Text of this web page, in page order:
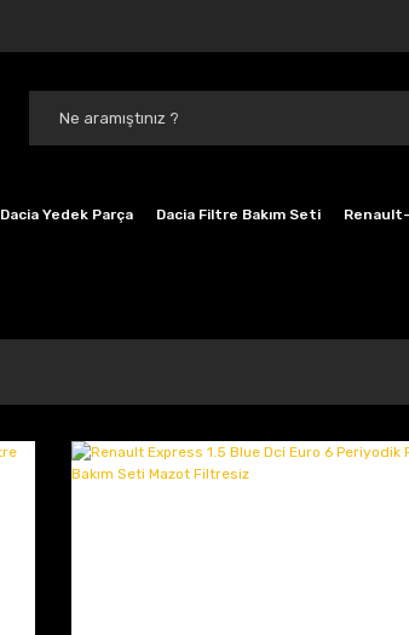
Dacia Yedek Parça Dacia Filtre Bakım Seti